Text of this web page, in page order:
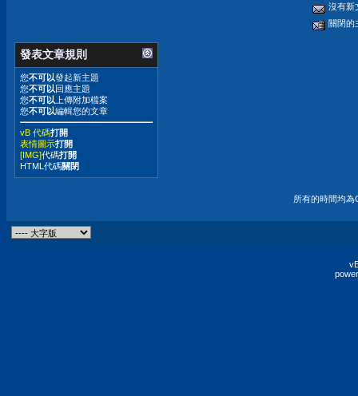
沒有新
關閉的
發表文章規則
您不可以發起新主題
您不可以回應主題
您不可以 上傳附加檔案
您不可以編輯您的文章
vB 代碼打開
表情圖示打開
[IMG]代碼打開
HTML代碼關閉
所有的時間均為